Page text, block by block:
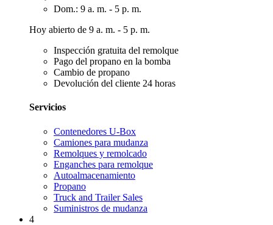
Dom.: 9 a. m. - 5 p. m.
Hoy abierto de 9 a. m. - 5 p. m.
Inspección gratuita del remolque
Pago del propano en la bomba
Cambio de propano
Devolución del cliente 24 horas
Servicios
Contenedores U-Box
Camiones para mudanza
Remolques y remolcado
Enganches para remolque
Autoalmacenamiento
Propano
Truck and Trailer Sales
Suministros de mudanza
4